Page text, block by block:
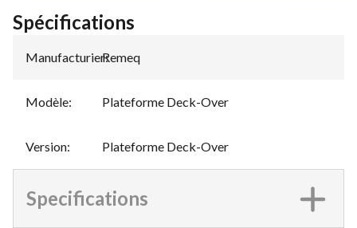
Spécifications
Manufacturier:
Remeq
Modèle: Plateforme Deck-Over
Version: Plateforme Deck-Over
Specifications